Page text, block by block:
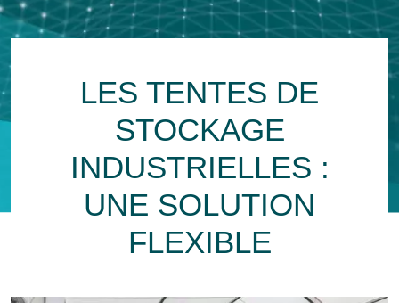
LES TENTES DE
STOCKAGE
INDUSTRIELLES :
UNE SOLUTION
FLEXIBLE